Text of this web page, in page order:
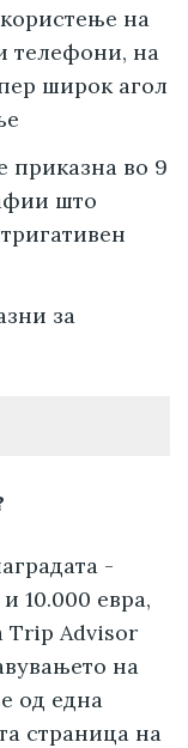
на
телефони, на
широк агол
приказна во 9
што
за
-
10.000 евра,
Trip Advisor
на
од една
страница на